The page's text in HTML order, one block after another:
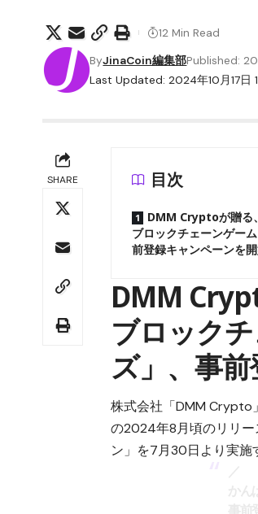
Last Updated: 2024年10月17日
ByJinaCoin編集部Published:
12 Min Read
SHARE 目次
DMM Cryptoが贈る
ブロックチェーンゲー
前登録キャンペーンを
DMM
ブロック
ズ」、事
株式会社「DMM Crypto
の2024年8月頃のリリ
ン」を7月30日より実施